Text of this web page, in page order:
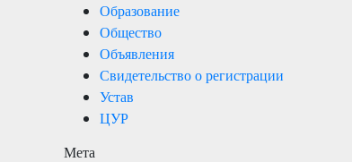
Образование
Общество
Объявления
Свидетельство о регистрации
Устав
ЦУР
Мета